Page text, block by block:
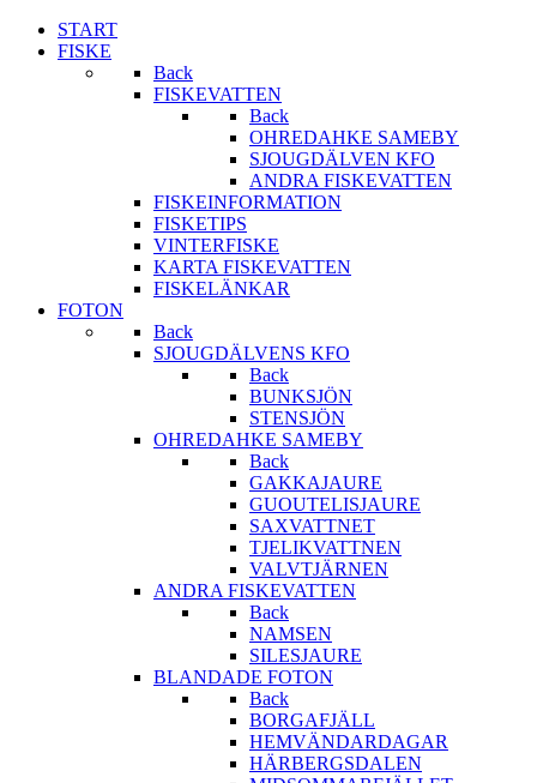
START
FISKE
Back
FISKEVATTEN
Back
OHREDAHKE SAMEBY
SJOUGDÄLVEN KFO
ANDRA FISKEVATTEN
FISKEINFORMATION
FISKETIPS
VINTERFISKE
KARTA FISKEVATTEN
FISKELÄNKAR
FOTON
Back
SJOUGDÄLVENS KFO
Back
BUNKSJÖN
STENSJÖN
OHREDAHKE SAMEBY
Back
GAKKAJAURE
GUOUTELISJAURE
SAXVATTNET
TJELIKVATTNEN
VALVTJÄRNEN
ANDRA FISKEVATTEN
Back
NAMSEN
SILESJAURE
BLANDADE FOTON
Back
BORGAFJÄLL
HEMVÄNDARDAGAR
HÄRBERGSDALEN